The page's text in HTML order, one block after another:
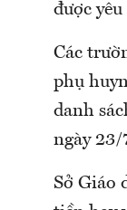
được
Các
phụ
danh
ngày 23/
Sở Giáo